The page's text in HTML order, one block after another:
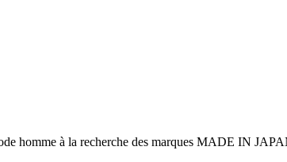
homme à la recherche des marques MADE IN